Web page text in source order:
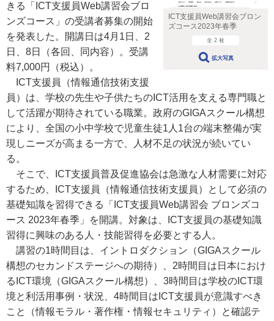
ICT支援員Web講習会ブロン
ズコース2023年春季
全 2 枚
拡大写真
きる「ICT支援員Web講習会ブロ
ンズコース」の受講者募集の開始
を発表した。開講日は4月1日、2
日、8日（各回、同内容）。受講
料7,000円（税込）。
ICT支援員（情報通信技術支援
員）は、学校の先生や子供たちのICT活用を支える専門職と
して活躍が期待されている職業。政府のGIGAスクール構想
により、全国の小中学校で児童生徒1人1台の端末整備が実
現しニーズが高まる一方で、人材不足の状況が続いてい
る。
そこで、ICT支援員普及促進協会は急激な人材需要に対応
するため、ICT支援員（情報通信技術支援員）として必須の
基礎知識を習得できる「ICT支援員Web講習会 ブロンズコ
ース 2023年春季」を開講。対象は、ICT支援員の基礎知識
習得に興味のある人・技能習得を必要とする人。
講習の1時間目は、イントロダクション（GIGAスクール
構想のセカンドステージへの期待）、2時間目は日本におけ
るICT環境（GIGAスクール構想）、3時間目は学校のICT環
境と利活用事例・状況、4時間目はICT支援員が意識すべき
こと（情報モラル・著作権・情報セキュリティ）と確認テ